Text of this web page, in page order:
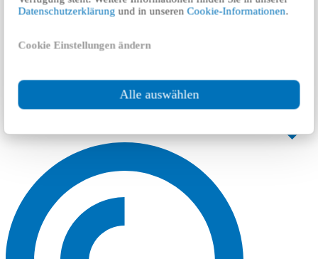
Datenschutzerklärung und in unserenCookie-Informationen.
Cookie Einstellungen ändern
Alle auswählen